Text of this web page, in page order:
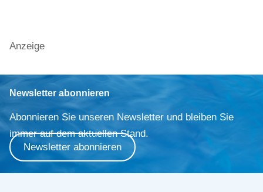
Anzeige
Newsletter abonnieren
Abonnieren Sie unseren Newsletter und bleiben Sie
immer auf dem aktuellen Stand.
Newsletter abonnieren